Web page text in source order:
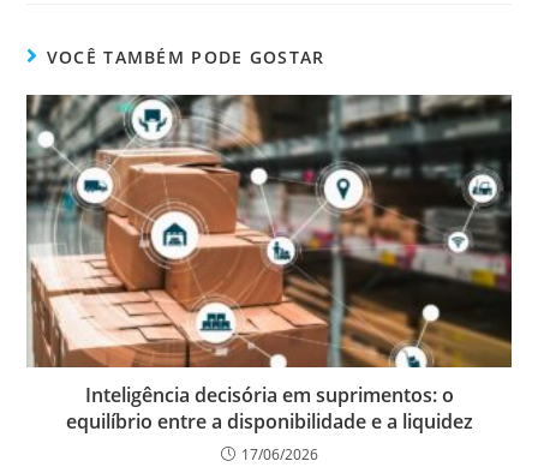
VOCÊ TAMBÉM PODE GOSTAR
Inteligência decisória em suprimentos: o
equilíbrio entre a disponibilidade e a liquidez
17/06/2026